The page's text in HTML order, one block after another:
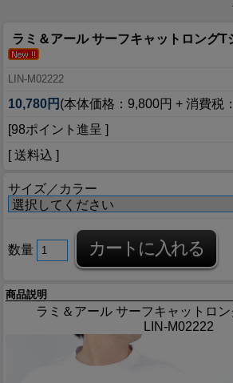
ラミ＆アール サーフキャットロング
LIN-M02222
10,780円 (本体価格：9,800円 + 消費税
[98ポイント進呈 ]
[ 送料込 ]
サイズ／カラー
数量
商品説明
ラミ＆アール サーフキャットロ
LIN-M02222